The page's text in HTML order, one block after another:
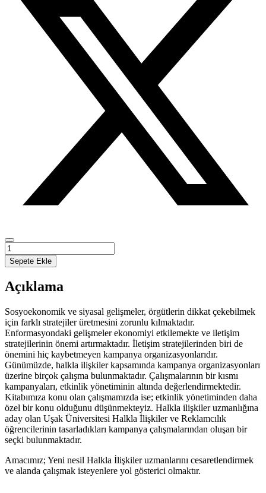
HALKLA
İLİŞKİLER
VE
KAMPANYALAR
adet
Sepete Ekle
Açıklama
Sosyoekonomik ve siyasal gelişmeler, örgütlerin dikkat çekebilmek
için farklı stratejiler üretmesini zorunlu kılmaktadır.
Enformasyondaki gelişmeler ekonomiyi etkilemekte ve iletişim
stratejilerinin önemi artırmaktadır. İletişim stratejilerinden biri de
önemini hiç kaybetmeyen kampanya organizasyonlarıdır.
Günümüzde, halkla ilişkiler kapsamında kampanya organizasyonları
üzerine birçok çalışma bulunmaktadır. Çalışmalarının bir kısmı
kampanyaları, etkinlik yönetiminin altında değerlendirmektedir.
Kitabımıza konu olan çalışmamızda ise; etkinlik yönetiminden daha
özel bir konu olduğunu düşünmekteyiz. Halkla ilişkiler uzmanlığına
aday olan Uşak Üniversitesi Halkla İlişkiler ve Reklamcılık
öğrencilerinin tasarladıkları kampanya çalışmalarından oluşan bir
seçki bulunmaktadır.
Amacımız; Yeni nesil Halkla İlişkiler uzmanlarını cesaretlendirmek
ve alanda çalışmak isteyenlere yol gösterici olmaktır.